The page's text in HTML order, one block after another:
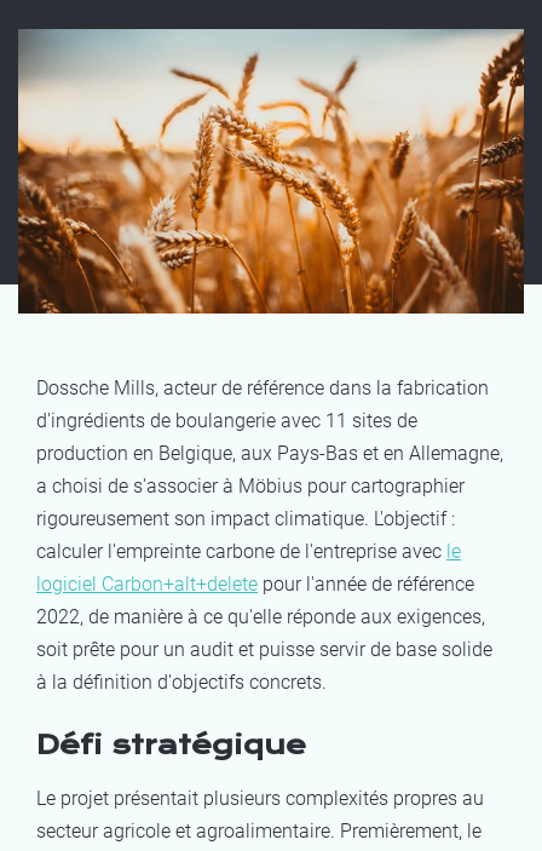
Dossche Mills, acteur de référence dans la fabrication
d'ingrédients de boulangerie avec 11 sites de
production en Belgique, aux Pays-Bas et en Allemagne,
a choisi de s'associer à Möbius pour cartographier
rigoureusement son impact climatique. L'objectif :
calculer l'empreinte carbone de l'entreprise avec le
logiciel Carbon+alt+delete pour l'année de référence
2022, de manière à ce qu'elle réponde aux exigences,
soit prête pour un audit et puisse servir de base solide
à la définition d'objectifs concrets.
Défi stratégique
Le projet présentait plusieurs complexités propres au
secteur agricole et agroalimentaire. Premièrement, le